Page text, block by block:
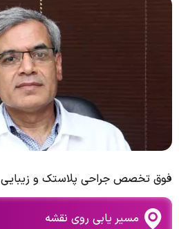
فوق تخصص جراحی پلاستک و زیبایی
مسیر یابی روی نقشه